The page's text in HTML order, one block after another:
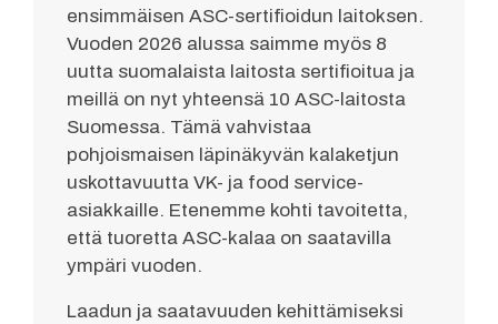
ensimmäisen ASC-sertifioidun laitoksen.
Vuoden 2026 alussa saimme myös 8
uutta suomalaista laitosta sertifioitua ja
meillä on nyt yhteensä 10 ASC-laitosta
Suomessa. Tämä vahvistaa
pohjoismaisen läpinäkyvän kalaketjun
uskottavuutta VK- ja food service-
asiakkaille. Etenemme kohti tavoitetta,
että tuoretta ASC-kalaa on saatavilla
ympäri vuoden.
Laadun ja saatavuuden kehittämiseksi